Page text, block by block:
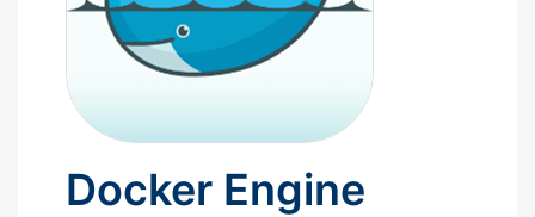
Docker Engine